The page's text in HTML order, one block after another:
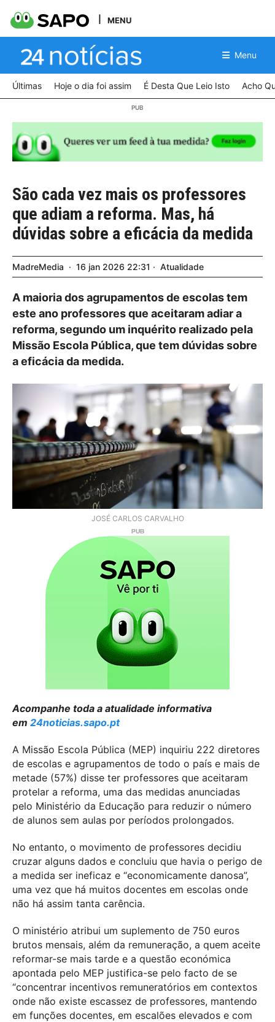
MENU
Menu
Últimas Hoje o dia foi assim É Desta Que Leio Isto Acho
São cada vez mais os professores
que adiam a reforma. Mas, há
dúvidas sobre a eficácia da medida
MadreMedia 16 jan 2026 22:31 Atualidade
A maioria dos agrupamentos de escolas tem
este ano professores que aceitaram adiar a
reforma, segundo um inquérito realizado pela
Missão Escola Pública, que tem dúvidas sobre
a eficácia da medida.
JOSÉ CARLOS CARVALHO
Acompanhe toda a atualidade informativa
em 24noticias.sapo.pt
A Missão Escola Pública (MEP) inquiriu 222 diretores
de escolas e agrupamentos de todo o país e mais de
metade (57%) disse ter professores que aceitaram
protelar a reforma, uma das medidas anunciadas
pelo Ministério da Educação para reduzir o número
de alunos sem aulas por períodos prolongados.
No entanto, o movimento de professores decidiu
cruzar alguns dados e concluiu que havia o perigo de
a medida ser ineficaz e “economicamente danosa”,
uma vez que há muitos docentes em escolas onde
não há assim tanta carência.
O ministério atribui um suplemento de 750 euros
brutos mensais, além da remuneração, a quem aceite
reformar-se mais tarde e a questão económica
apontada pelo MEP justifica-se pelo facto de se
“concentrar incentivos remuneratórios em contextos
onde não existe escassez de professores, mantendo
em funções docentes, em escalões elevados e com